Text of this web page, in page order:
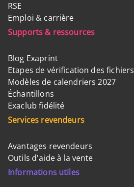
RSE
Emploi & carrière
Supports & ressources
Blog Exaprint
Etapes de vérification des fichiers
Modèles de calendriers 2027
Échantillons
Exaclub fidélité
Services revendeurs
Avantages revendeurs
Outils d'aide à la vente
Informations utiles